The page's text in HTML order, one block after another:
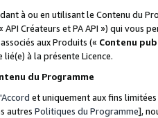
à ou en utilisant le Contenu du
API Créateurs et PA API ») qui vous
aux Produits (« Contenu
à la présente Licence.
du Programme
et uniquement aux fins
autres Politiques du Programme],